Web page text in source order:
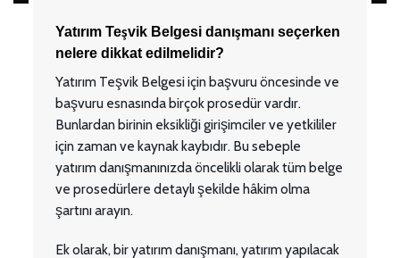
Yatırım Teşvik Belgesi danışmanı seçerken
nelere dikkat edilmelidir?
Yatırım Teşvik Belgesi için başvuru öncesinde ve
başvuru esnasında birçok prosedür vardır.
Bunlardan birinin eksikliği girişimciler ve yetkililer
için zaman ve kaynak kaybıdır. Bu sebeple
yatırım danışmanınızda öncelikli olarak tüm belge
ve prosedürlere detaylı şekilde hâkim olma
şartını arayın.
Ek olarak, bir yatırım danışmanı, yatırım yapılacak